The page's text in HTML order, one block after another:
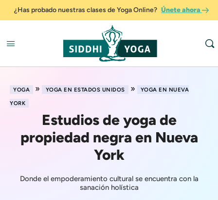
¿Has probado nuestras clases de Yoga Online? Únete ahora
YOGA » YOGA EN ESTADOS UNIDOS »
YOGA EN NUEVA
YORK
Estudios de yoga de
propiedad negra en Nueva
York
Donde el empoderamiento cultural se encuentra con la
sanación holística